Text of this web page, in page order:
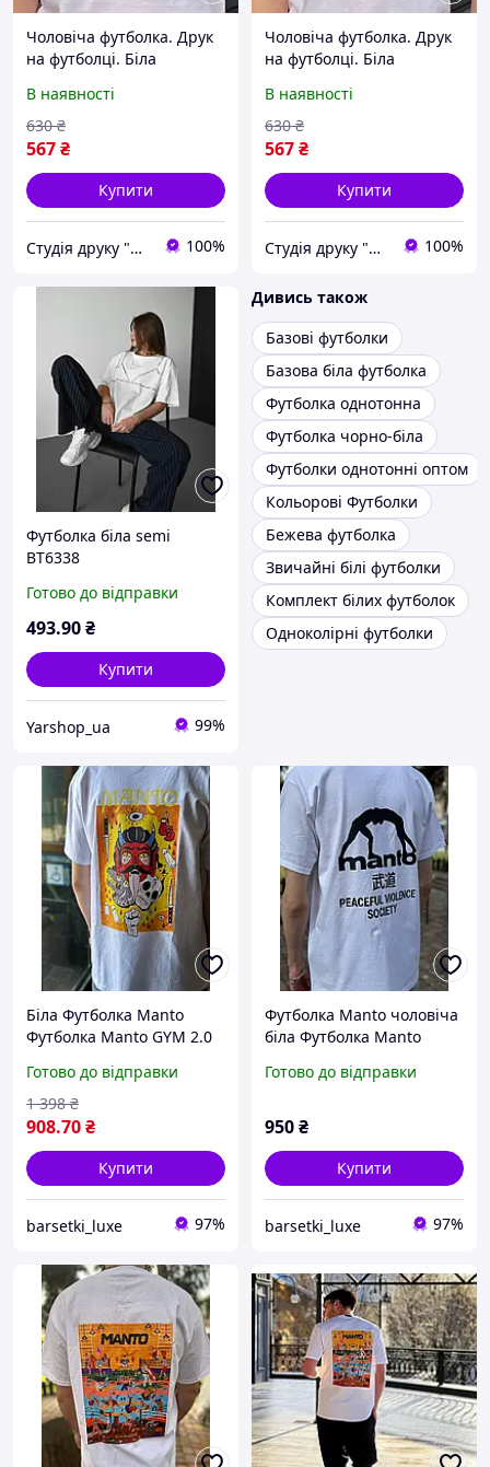
Чоловіча футболка. Друк
на футболці. Біла
диВаня. Футболка для
Вані (Івана)
В наявності
567₴
630 ₴
Купити
Студія друку "Hard Print" 100%
Чоловіча футболка. Друк
на футболці. Біла
шокоВлад. Футболка для
Влада.
В наявності
567₴
630 ₴
Купити
Студія друку "Hard Print" 100%
Футболка біла semi
ВТ6338
Готово до відправки
493.90₴
Купити
Yarshop_ua 99%
Дивись також
Базові футболки
Базова біла футболка
Футболка однотонна
Футболка чорно-біла
Футболки однотонні оптом
Кольорові Футболки
Бежева футболка
Звичайні білі футболки
Комплект білих футболок
Одноколірні футболки
Біла Футболка Manto
Футболка Manto GYM 2.0
XXL
Готово до відправки
908.70₴
1 398 ₴
Купити
barsetki_luxe 97%
Футболка Manto чоловіча
біла Футболка Manto
Готово до відправки
950₴
Купити
barsetki_luxe 97%